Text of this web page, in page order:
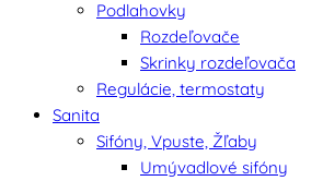
Podlahovky
Rozdeľovače
Skrinky rozdeľovača
Regulácie, termostaty
Sanita
Sifóny, Vpuste, Žľaby
Umývadlové sifóny